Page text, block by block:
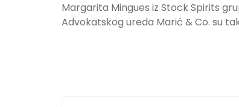
Margarita Mingues iz Stock Spirits
Advokatskog ureda Marić & Co. su